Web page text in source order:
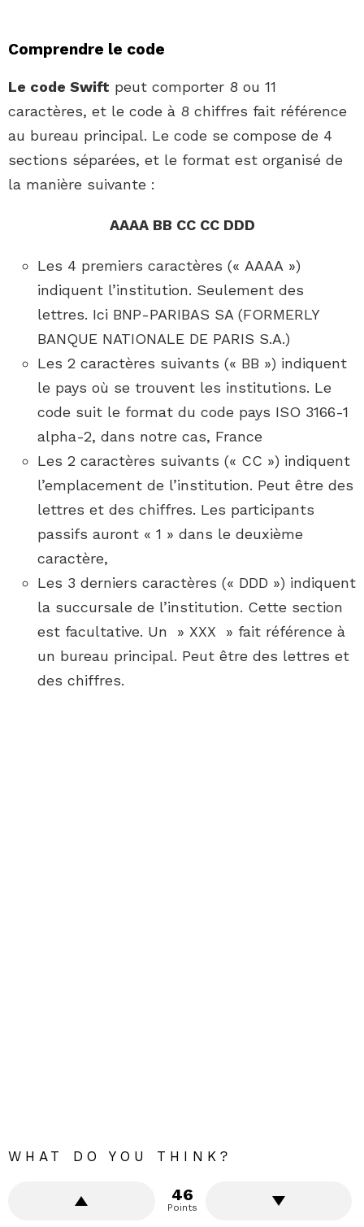
Comprendre le code
Le code Swift peut comporter 8 ou 11
caractères, et le code à 8 chiffres fait référence
au bureau principal. Le code se compose de 4
sections séparées, et le format est organisé de
la manière suivante :
AAAA BB CC CC DDD
Les 4 premiers caractères (« AAAA »)
indiquent l’institution. Seulement des
lettres. Ici BNP-PARIBAS SA (FORMERLY
BANQUE NATIONALE DE PARIS S.A.)
Les 2 caractères suivants (« BB ») indiquent
le pays où se trouvent les institutions. Le
code suit le format du code pays ISO 3166-1
alpha-2, dans notre cas, France
Les 2 caractères suivants (« CC ») indiquent
l’emplacement de l’institution. Peut être des
lettres et des chiffres. Les participants
passifs auront « 1 » dans le deuxième
caractère,
Les 3 derniers caractères (« DDD ») indiquent
la succursale de l’institution. Cette section
est facultative. Un » XXX » fait référence à
un bureau principal. Peut être des lettres et
des chiffres.
WHAT DO YOU THINK?
46
Points